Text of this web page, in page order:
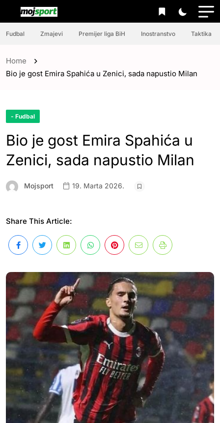
Fudbal Zmajevi Premijer liga BiH Inostranstvo Taktika
Home
Bio je gost Emira Spahića u Zenici, sada napustio Milan
- Fudbal
Bio je gost Emira Spahića u
Zenici, sada napustio Milan
Mojsport 19. Marta 2026.
Share This Article: